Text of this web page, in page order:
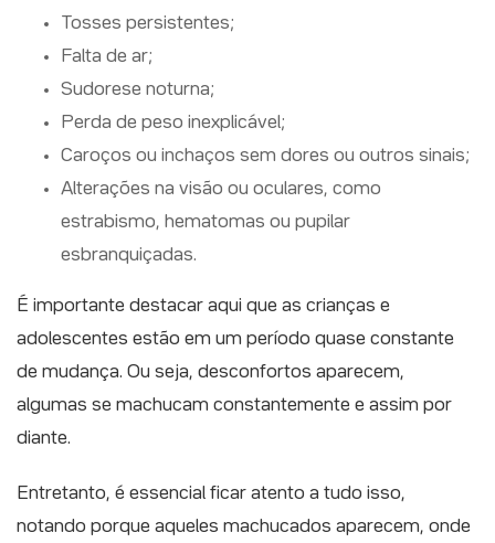
Tosses persistentes;
Falta de ar;
Sudorese noturna;
Perda de peso inexplicável;
Caroços ou inchaços sem dores ou outros sinais;
Alterações na visão ou oculares, como
estrabismo, hematomas ou pupilar
esbranquiçadas.
É importante destacar aqui que as crianças e
adolescentes estão em um período quase constante
de mudança. Ou seja, desconfortos aparecem,
algumas se machucam constantemente e assim por
diante.
Entretanto, é essencial ficar atento a tudo isso,
notando porque aqueles machucados aparecem, onde